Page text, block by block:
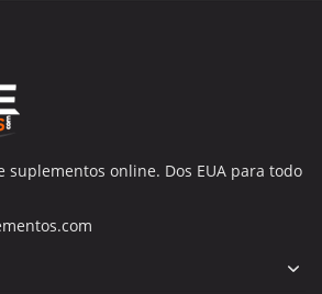
suplementos online. Dos EUA para todo